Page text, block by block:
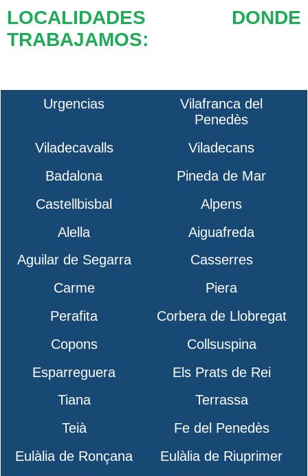
LOCALIDADES DONDE
TRABAJAMOS:
Urgencias
Vilafranca del
Penedès
Viladecavalls
Viladecans
Badalona
Pineda de Mar
Castellbisbal
Alpens
Alella
Aiguafreda
Aguilar de Segarra
Casserres
Carme
Piera
Perafita
Corbera de Llobregat
Copons
Collsuspina
Esparreguera
Els Prats de Rei
Tiana
Terrassa
Teià
Fe del Penedès
Eulàlia de Ronçana
Eulàlia de Riuprimer